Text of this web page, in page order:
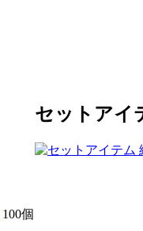
100個
セットアイ